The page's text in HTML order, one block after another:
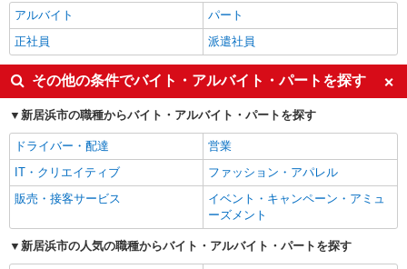
アルバイト
パート
正社員
派遣社員
その他の条件でバイト・アルバイト・パートを探す
新居浜市の職種からバイト・アルバイト・パートを探す
ドライバー・配達
営業
IT・クリエイティブ
ファッション・アパレル
販売・接客サービス
イベント・キャンペーン・アミュ
ーズメント
新居浜市の人気の職種からバイト・アルバイト・パートを探す